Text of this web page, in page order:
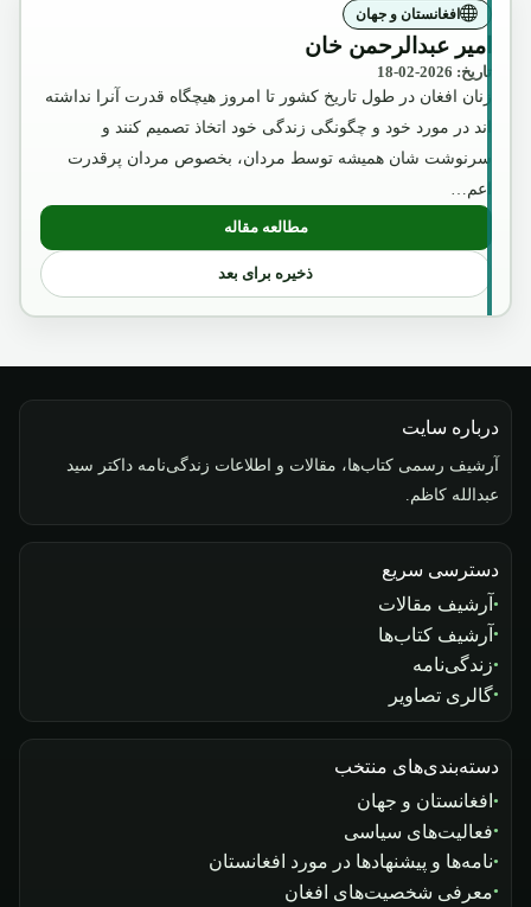
افغانستان و جهان
امیر عبدالرحمن خان
تاریخ: 2026-02-18
زنان افغان در طول تاریخ کشور تا امروز هیچگاه قدرت آنرا نداشته
اند در مورد خود و چگونگی زندگی خود اتخاذ تصمیم کنند و
سرنوشت شان همیشه توسط مردان، بخصوص مردان پرقدرت
اعم…
مطالعه مقاله: امیر عبدالرحمن خان
ذخیره برای بعد
درباره سایت
آرشیف رسمی کتاب‌ها، مقالات و اطلاعات زندگی‌نامه داکتر سید
عبدالله کاظم.
دسترسی سریع
آرشیف مقالات
آرشیف کتاب‌ها
زندگی‌نامه
گالری تصاویر
دسته‌بندی‌های منتخب
افغانستان و جهان
فعالیت‌های سیاسی
نامه‌ها و پیشنهادها در مورد افغانستان
معرفی شخصیت‌های افغان